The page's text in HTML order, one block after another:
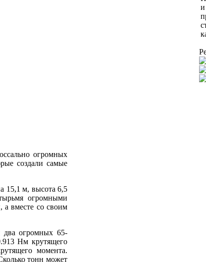
огромных
создали самые
15,1 м, высота 6,5
огромными
а вместе со своим
два огромных 65-
Нм крутящего
момента.
тонн может
и